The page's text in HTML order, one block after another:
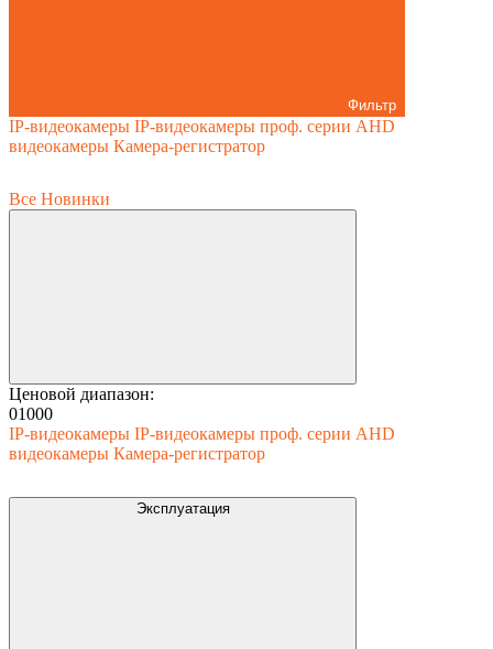
Фильтр
IP-видеокамеры IP-видеокамеры проф. серии AHD
видеокамеры Камера-регистратор
Все Новинки
Ценовой диапазон:
01000
IP-видеокамеры IP-видеокамеры проф. серии AHD
видеокамеры Камера-регистратор
Эксплуатация